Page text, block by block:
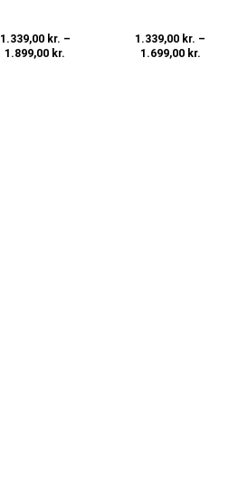
1.339,00 kr. –
1.899,00 kr.
1.339,00 kr. –
1.699,00 kr.